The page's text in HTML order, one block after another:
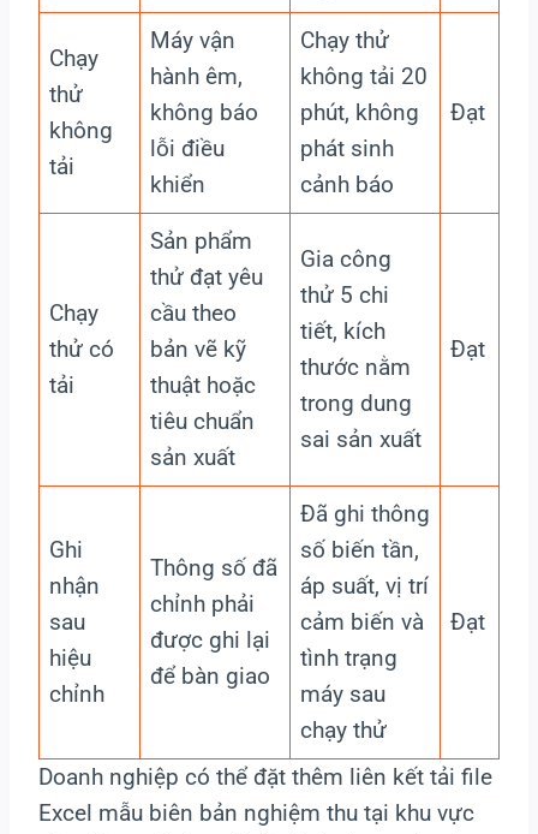
Chạy
thử
không
tải
Máy vận
hành êm,
không báo
lỗi điều
khiển
Chạy thử
không tải 20
phút, không
phát sinh
cảnh báo
Đạt
Chạy
thử có
tải
Sản phẩm
thử đạt yêu
cầu theo
bản vẽ kỹ
thuật hoặc
tiêu chuẩn
sản xuất
Gia công
thử 5 chi
tiết, kích
thước nằm
trong dung
sai sản xuất
Đạt
Ghi
nhận
sau
hiệu
chỉnh
Thông số đã
chỉnh phải
được ghi lại
để bàn giao
Đã ghi thông
số biến tần,
áp suất, vị trí
cảm biến và
tình trạng
máy sau
chạy thử
Đạt
Doanh nghiệp có thể đặt thêm liên kết tải file
Excel mẫu biên bản nghiệm thu tại khu vực